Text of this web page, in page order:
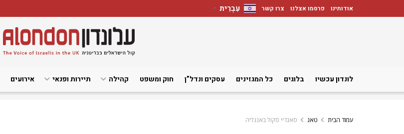
אודותינו פרסמו אצלנו צרו קשר עִבְרִית ▼
לונדון עכשיו בלוגים כל המגזינים עסקים ונדל”ן חוק ומשפט קהילה תיירות ופנאי אירועים
עמוד הבית טאג סאנדיי סקול באנגליה